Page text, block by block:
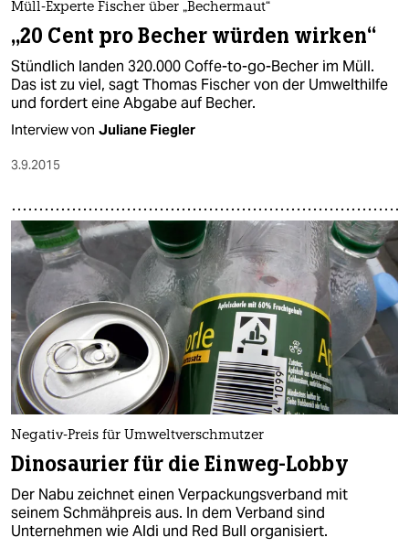
Müll-Experte Fischer über „Bechermaut“
„20 Cent pro Becher würden wirken“
Stündlich landen 320.000 Coffe-to-go-Becher im Müll.
Das ist zu viel, sagt Thomas Fischer von der Umwelthilfe
und fordert eine Abgabe auf Becher.
Interview von Juliane Fiegler
3.9.2015
Negativ-Preis für Umweltverschmutzer
Dinosaurier für die Einweg-Lobby
Der Nabu zeichnet einen Verpackungsverband mit
seinem Schmähpreis aus. In dem Verband sind
Unternehmen wie Aldi und Red Bull organisiert.